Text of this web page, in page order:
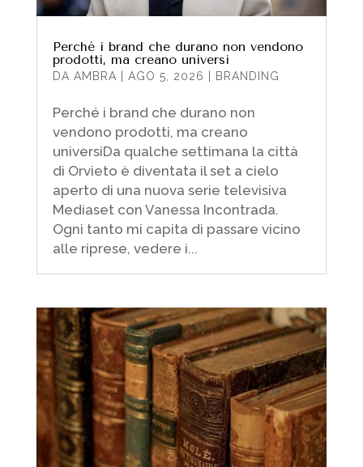
Perché i brand che durano non vendono
prodotti, ma creano universi
DA AMBRA AGO 5, 2026 BRANDING
Perché i brand che durano non
vendono prodotti, ma creano
universiDa qualche settimana la città
di Orvieto è diventata il set a cielo
aperto di una nuova serie televisiva
Mediaset con Vanessa Incontrada.
Ogni tanto mi capita di passare vicino
alle riprese, vedere i...